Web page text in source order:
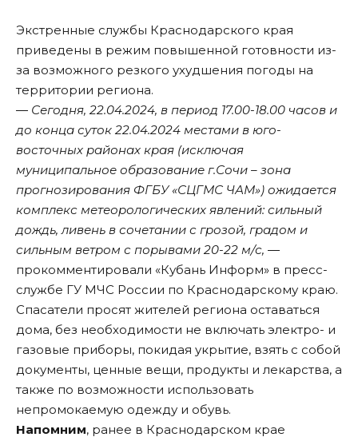
Экстренные службы Краснодарского края
приведены в режим повышенной готовности из-
за возможного резкого ухудшения погоды на
территории региона.
― Сегодня, 22.04.2024, в период 17.00-18.00 часов и
до конца суток 22.04.2024 местами в юго-
восточных районах края (исключая
муниципальное образование г.Сочи – зона
прогнозирования ФГБУ «СЦГМС ЧАМ») ожидается
комплекс метеорологических явлений: сильный
дождь, ливень в сочетании с грозой, градом и
сильным ветром с порывами 20-22 м/с, ―
прокомментировали «Кубань Информ» в пресс-
службе ГУ МЧС России по Краснодарскому краю.
Спасатели просят жителей региона оставаться
дома, без необходимости не включать электро- и
газовые приборы, покидая укрытие, взять с собой
документы, ценные вещи, продукты и лекарства, а
также по возможности использовать
непромокаемую одежду и обувь.
Напомним, ранее в Краснодарском крае